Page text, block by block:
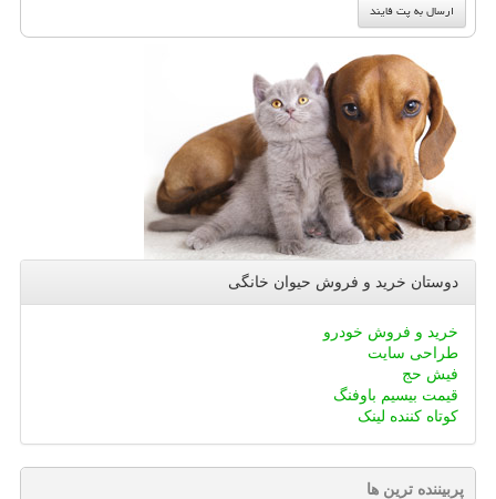
دوستان خرید و فروش حیوان خانگی
خرید و فروش خودرو
طراحی سایت
فیش حج
قیمت بیسیم باوفنگ
کوتاه کننده لینک
پربیننده ترین ها